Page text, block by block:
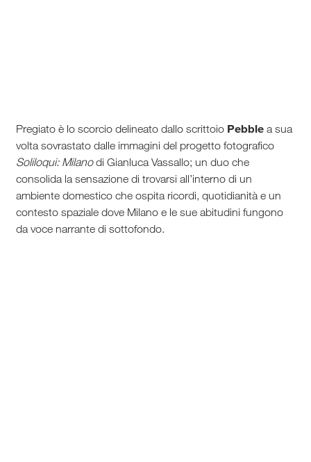
Pregiato è lo scorcio delineato dallo scrittoio Pebble a sua
volta sovrastato dalle immagini del progetto fotografico
Soliloqui: Milanodi Gianluca Vassallo; un duo che
consolida la sensazione di trovarsi all’interno di un
ambiente domestico che ospita ricordi, quotidianità e un
contesto spaziale dove Milano e le sue abitudini fungono
da voce narrante di sottofondo.